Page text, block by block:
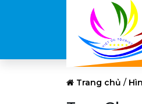
Trang chủ /